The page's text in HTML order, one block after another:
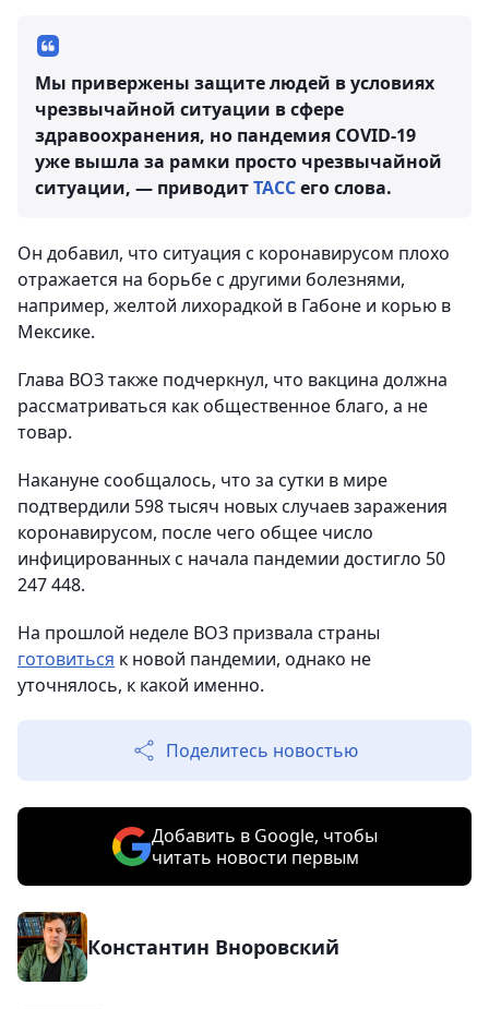
Мы привержены защите людей в условиях
чрезвычайной ситуации в сфере
здравоохранения, но пандемия COVID-19
уже вышла за рамки просто чрезвычайной
ситуации, — приводитТАССего слова.
Он добавил, что ситуация с коронавирусом плохо
отражается на борьбе с другими болезнями,
например, желтой лихорадкой в Габоне и корью в
Мексике.
Глава ВОЗ также подчеркнул, что вакцина должна
рассматриваться как общественное благо, а не
товар.
Накануне сообщалось, что за сутки в мире
подтвердили 598 тысяч новых случаев заражения
коронавирусом, после чего общее число
инфицированных с начала пандемии достигло 50
247 448.
На прошлой неделе ВОЗ призвала страны
готовиться к новой пандемии, однако не
уточнялось, к какой именно.
Поделитесь новостью
Добавить в Google, чтобы
читать новости первым
Константин Вноровский